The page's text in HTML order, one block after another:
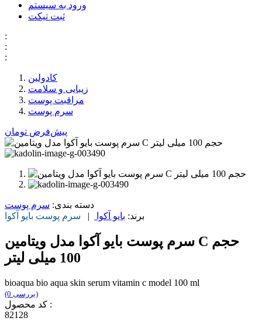
ورود به سیستم
ثبت تیکت
:
:
:
کادولین
زیبایی و سلامت
مراقبت پوست
سرم پوست
پیش‌فرض تومان
دسته بندی: سرم پوست
برند: بایو آکوا | سرم پوست بایو آکوا
سرم پوست بایو آکوا مدل ویتامین C حجم
100 میلی لیتر
bioaqua bio aqua skin serum vitamin c model 100 ml
(0 بررسی)
کد محصول :
82128